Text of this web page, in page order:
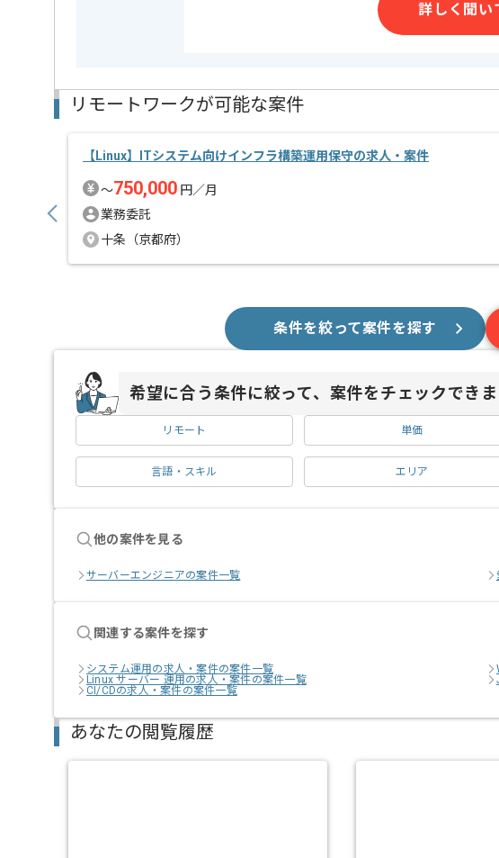
詳しく聞い
リモートワークが可能な案件
【Linux】ITシステム向けインフラ構築運用保守の求人・案件
〜750,000 円／月
業務委託
十条（京都府）
条件を絞って案件を探す
希望に合う条件に絞って、案件をチェックできま
リモート 単価
言語・スキル エリア
他の案件を見る
サーバーエンジニアの案件一覧
関連する案件を探す
システム運用の求人・案件の案件一覧
Linux サーバー 運用の求人・案件の案件一覧
CI/CDの求人・案件の案件一覧
あなたの閲覧履歴